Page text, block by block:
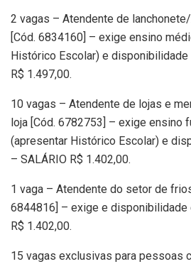
2 vagas – Atendente de
[Cód. 6834160] – exige ensino
Histórico Escolar) e disponibilidade
R$ 1.497,00.
10 vagas – Atendente de lojas e
loja [Cód. 6782753] – exige ensino
(apresentar Histórico Escolar) e
– SALÁRIO R$ 1.402,00.
1 vaga – Atendente do setor de
6844816] – exige e disponibilidade
R$ 1.402,00.
15 vagas exclusivas para pessoas